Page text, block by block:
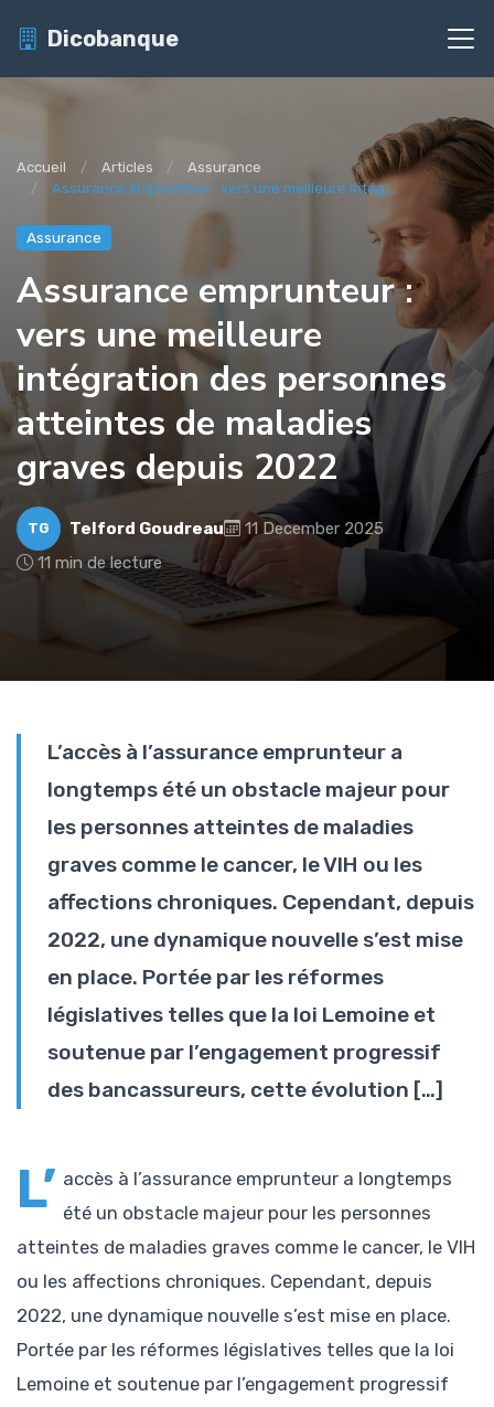
Dicobanque
Accueil Articles
Assurance
Assurance emprunteur : vers une meilleure intég...
Assurance
Assurance emprunteur :
vers une meilleure
intégration des personnes
atteintes de maladies
graves depuis 2022
TG Telford Goudreau
11 December 2025
11 min de lecture
L’accès à l’assurance emprunteur a
longtemps été un obstacle majeur pour
les personnes atteintes de maladies
graves comme le cancer, le VIH ou les
affections chroniques. Cependant, depuis
2022, une dynamique nouvelle s’est mise
en place. Portée par les réformes
législatives telles que la loi Lemoine et
soutenue par l’engagement progressif
des bancassureurs, cette évolution […]
L’ accès à l’assurance emprunteur a longtemps
été un obstacle majeur pour les personnes
atteintes de maladies graves comme le cancer, le VIH
ou les affections chroniques. Cependant, depuis
2022, une dynamique nouvelle s’est mise en place.
Portée par les réformes législatives telles que la loi
Lemoine et soutenue par l’engagement progressif